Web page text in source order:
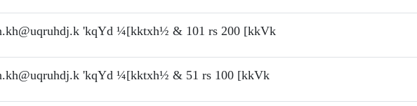
'kqYd ¼[kktxh½ & 101 rs 200 [kkVk
'kqYd ¼[kktxh½ & 51 rs 100 [kkVk